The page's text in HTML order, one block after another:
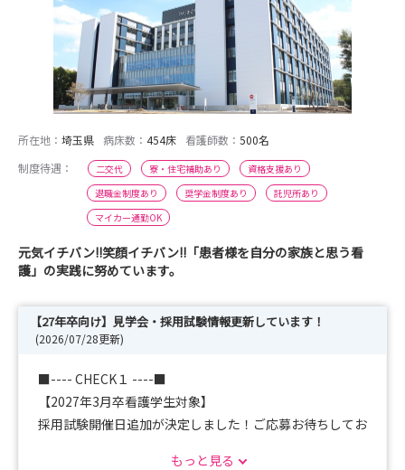
所在地： 埼玉県 病床数： 454床 看護師数： 500名
制度待遇：
二交代 寮・住宅補助あり
資格支援あり
退職金制度あり
奨学金制度あり
託児所あり
マイカー通勤OK
元気イチバン!!笑顔イチバン!!「患者様を自分の家族と思う看
護」の実践に努めています。
【27年卒向け】見学会・採用試験情報更新しています！
(2026/07/28更新)
■---- CHECK１ ----■
【2027年3月卒看護学生対象】
採用試験開催日追加が決定しました！ご応募お待ちしてお
もっと見る